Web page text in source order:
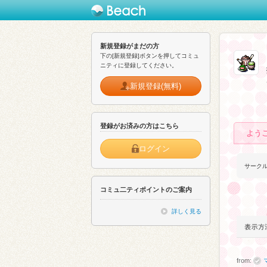
新規登録がまだの方
下の[新規登録]ボタンを押してコミュ
ニティに登録してください。
新規登録(無料)
登録がお済みの方はこちら
ログイン
コミュ二ティポイントのご案内
詳しく見る
よう
サーク
from: